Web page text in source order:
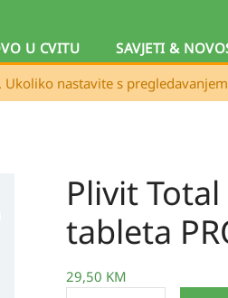
U CVITU SAVJETI &
nastavite s
Plivit
tableta
29,50 KM
tableta